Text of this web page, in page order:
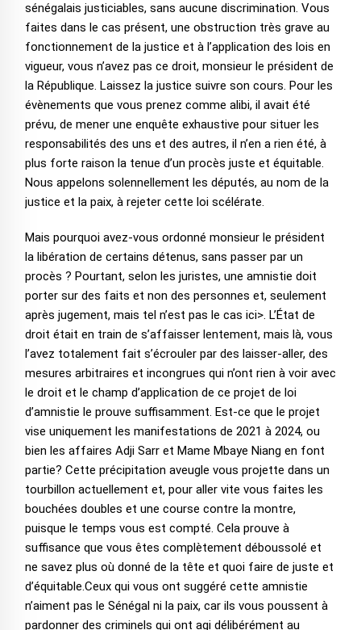
sénégalais justiciables, sans aucune discrimination. Vous
faites dans le cas présent, une obstruction très grave au
fonctionnement de la justice et à l’application des lois en
vigueur, vous n’avez pas ce droit, monsieur le président de
la République. Laissez la justice suivre son cours. Pour les
évènements que vous prenez comme alibi, il avait été
prévu, de mener une enquête exhaustive pour situer les
responsabilités des uns et des autres, il n’en a rien été, à
plus forte raison la tenue d’un procès juste et équitable.
Nous appelons solennellement les députés, au nom de la
justice et la paix, à rejeter cette loi scélérate.
Mais pourquoi avez-vous ordonné monsieur le président
la libération de certains détenus, sans passer par un
procès ? Pourtant, selon les juristes, une amnistie doit
porter sur des faits et non des personnes et, seulement
après jugement, mais tel n’est pas le cas ici>. L’État de
droit était en train de s’affaisser lentement, mais là, vous
l’avez totalement fait s’écrouler par des laisser-aller, des
mesures arbitraires et incongrues qui n’ont rien à voir avec
le droit et le champ d’application de ce projet de loi
d’amnistie le prouve suffisamment. Est-ce que le projet
vise uniquement les manifestations de 2021 à 2024, ou
bien les affaires Adji Sarr et Mame Mbaye Niang en font
partie? Cette précipitation aveugle vous projette dans un
tourbillon actuellement et, pour aller vite vous faites les
bouchées doubles et une course contre la montre,
puisque le temps vous est compté. Cela prouve à
suffisance que vous êtes complètement déboussolé et
ne savez plus où donné de la tête et quoi faire de juste et
d’équitable.Ceux qui vous ont suggéré cette amnistie
n’aiment pas le Sénégal ni la paix, car ils vous poussent à
pardonner des criminels qui ont agi délibérément au